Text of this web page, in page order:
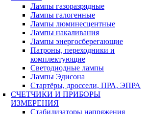
Лампы газоразрядные
Лампы галогенные
Лампы люминесцентные
Лампы накаливания
Лампы энергосберегающие
Патроны, переходники и
комплектующие
Светодиодные лампы
Лампы Эдисона
Стартёры, дроссели, ПРА, ЭПРА
СЧЕТЧИКИ И ПРИБОРЫ
ИЗМЕРЕНИЯ
Стабилизаторы напряжения